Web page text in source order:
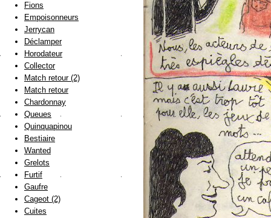
Fions
Empoisonneurs
Jerrycan
Déclamper
Horodateur
Collector
Match retour (2)
Match retour
Chardonnay
Queues
Quinquapinou
Bestiaire
Wanted
Grelots
Furtif
Gaufre
Cageot (2)
Cuites